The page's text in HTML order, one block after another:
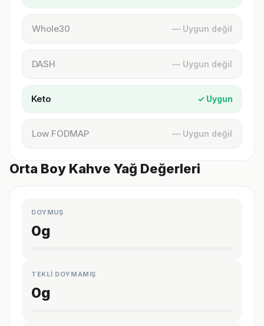
Whole30 — Uygun değil
DASH — Uygun değil
Keto ✓ Uygun
Low FODMAP — Uygun değil
Orta Boy Kahve Yağ Değerleri
DOYMUŞ
0g
TEKLİ DOYMAMIŞ
0g